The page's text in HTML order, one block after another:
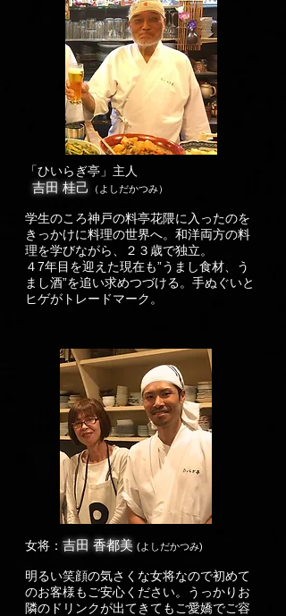
「ひいらぎ亭」主人
吉田 桂己 （よしだかつみ）
学生のころ神戸の料亭花隈に入ったのを
きっかけに料理の世界へ。和洋両方の料
理を学びながら、２３歳で独立。
４7年目を迎えた現在も”うまし食材、う
まし酒”を追い求めつづける。手ぬぐいと
ヒゲがトレードマーク。
​女将： 吉田 香都美 (よしだかつみ)
明るい笑顔の気さくな女将なので初めて
のお客様もご安心ください。うっかりお
隣のドリンクが出てきてもご愛嬌でご容